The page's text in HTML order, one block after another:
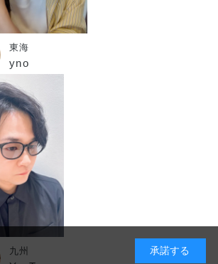
東海
yno
九州 承諾する